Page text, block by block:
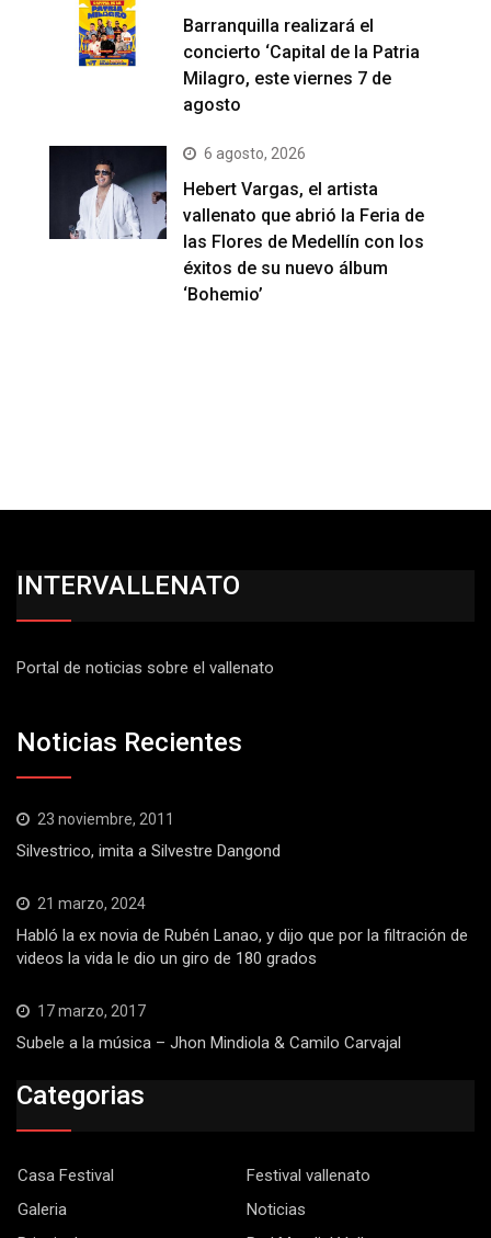
Barranquilla realizará el
concierto ‘Capital de la Patria
Milagro, este viernes 7 de
agosto
6 agosto, 2026
Hebert Vargas, el artista
vallenato que abrió la Feria de
las Flores de Medellín con los
éxitos de su nuevo álbum
‘Bohemio’
INTERVALLENATO
Portal de noticias sobre el vallenato
Noticias Recientes
23 noviembre, 2011
Silvestrico, imita a Silvestre Dangond
21 marzo, 2024
Habló la ex novia de Rubén Lanao, y dijo que por la filtración de
videos la vida le dio un giro de 180 grados
17 marzo, 2017
Subele a la música – Jhon Mindiola & Camilo Carvajal
Categorias
Casa Festival
Festival vallenato
Galeria
Noticias